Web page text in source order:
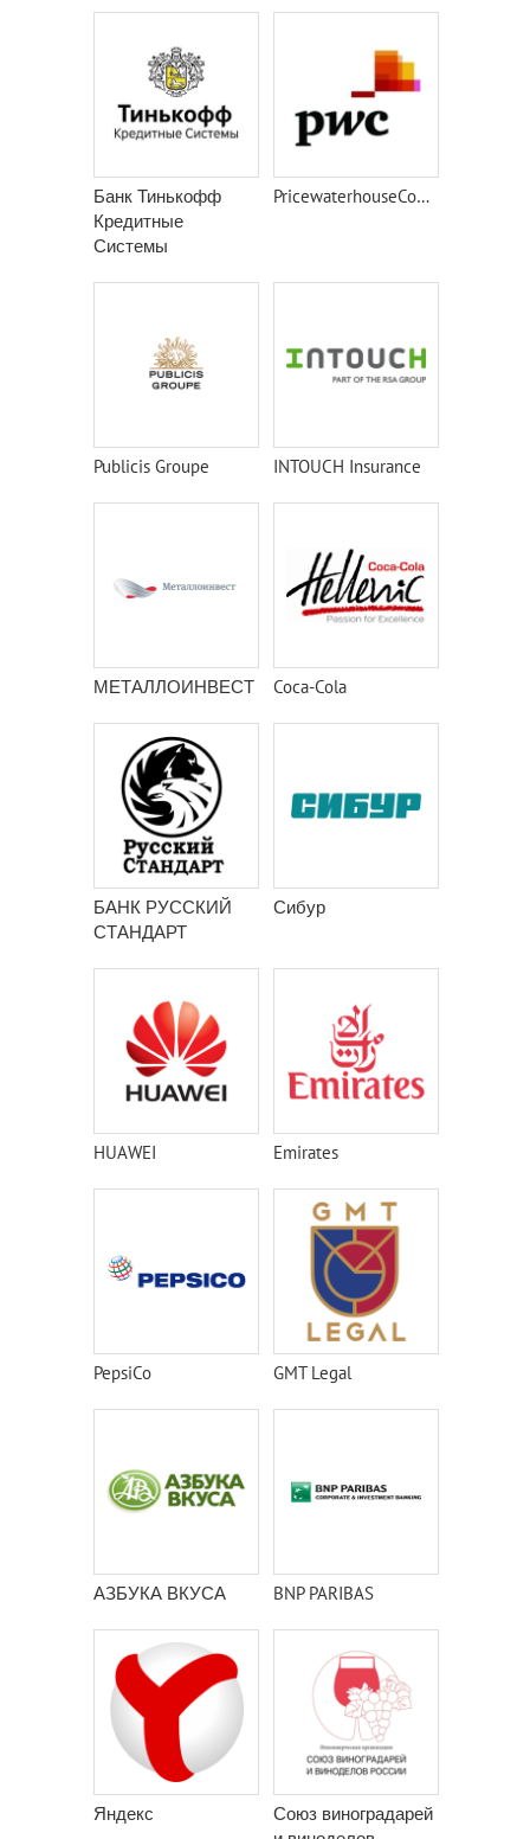
Банк Тинькофф
Кредитные
Системы
PricewaterhouseCoopers
Publicis Groupe INTOUCH Insurance
МЕТАЛЛОИНВЕСТ Coca-Cola
БАНК РУССКИЙ
СТАНДАРТ
Сибур
HUAWEI Emirates
PepsiCo GMT Legal
АЗБУКА ВКУСА BNP PARIBAS
Яндекс
Союз виноградарей